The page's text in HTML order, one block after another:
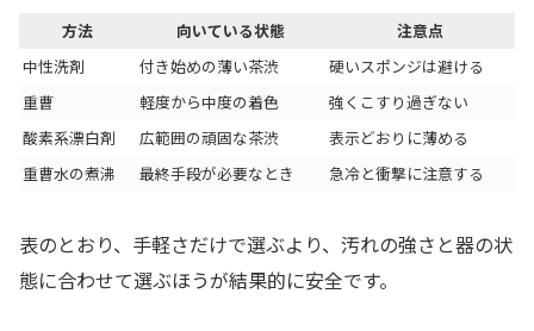
方法 向いている状態
注意点
中性洗剤
付き始めの薄い茶渋
硬いスポンジは避ける
重曹
軽度から中度の着色
強くこすり過ぎない
酸素系漂白剤
広範囲の頑固な茶渋
表示どおりに薄める
重曹水の煮沸
最終手段が必要なとき 急冷と衝撃に注意する
表のとおり、手軽さだけで選ぶより、汚れの強さと器の状
態に合わせて選ぶほうが結果的に安全です。